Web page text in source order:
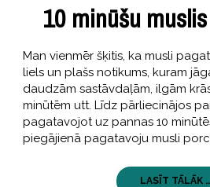
10 minūšu
Man vienmēr šķitis, ka musli
liels un plašs notikums, kuram
daudzām sastāvdaļām, ilgām
minūtēm utt. Līdz pārliecinājos
pagatavojot uz pannas 10
piegājienā pagatavoju musli
LASĪT TĀLĀK